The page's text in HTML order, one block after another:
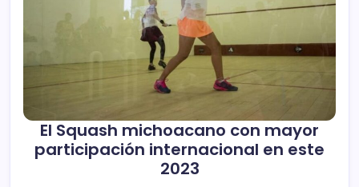
El Squash michoacano con mayor
participación internacional en este
2023